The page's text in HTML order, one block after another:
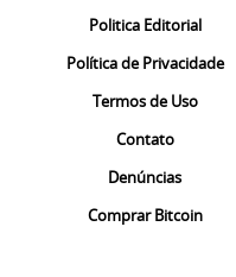
Politica Editorial
Política de Privacidade
Termos de Uso
Contato
Denúncias
Comprar Bitcoin